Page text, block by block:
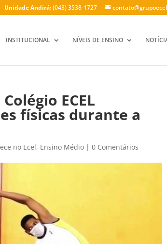
Unidade Andirá:(043) 3538-1727
INSTITUCIONAL NÍVEIS DE ENSINO
ECEL
físicas durante a
no Ecel, Ensino Médio |0 Comentários